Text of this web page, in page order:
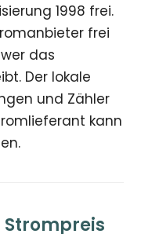
1998 frei.
frei
das
Der lokale
und Zähler
kann
Strompreis